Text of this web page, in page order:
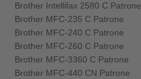
Brother Intellifax 2580 C Patrone
Brother MFC-235 C Patrone
Brother MFC-240 C Patrone
Brother MFC-260 C Patrone
Brother MFC-3360 C Patrone
Brother MFC-440 CN Patrone